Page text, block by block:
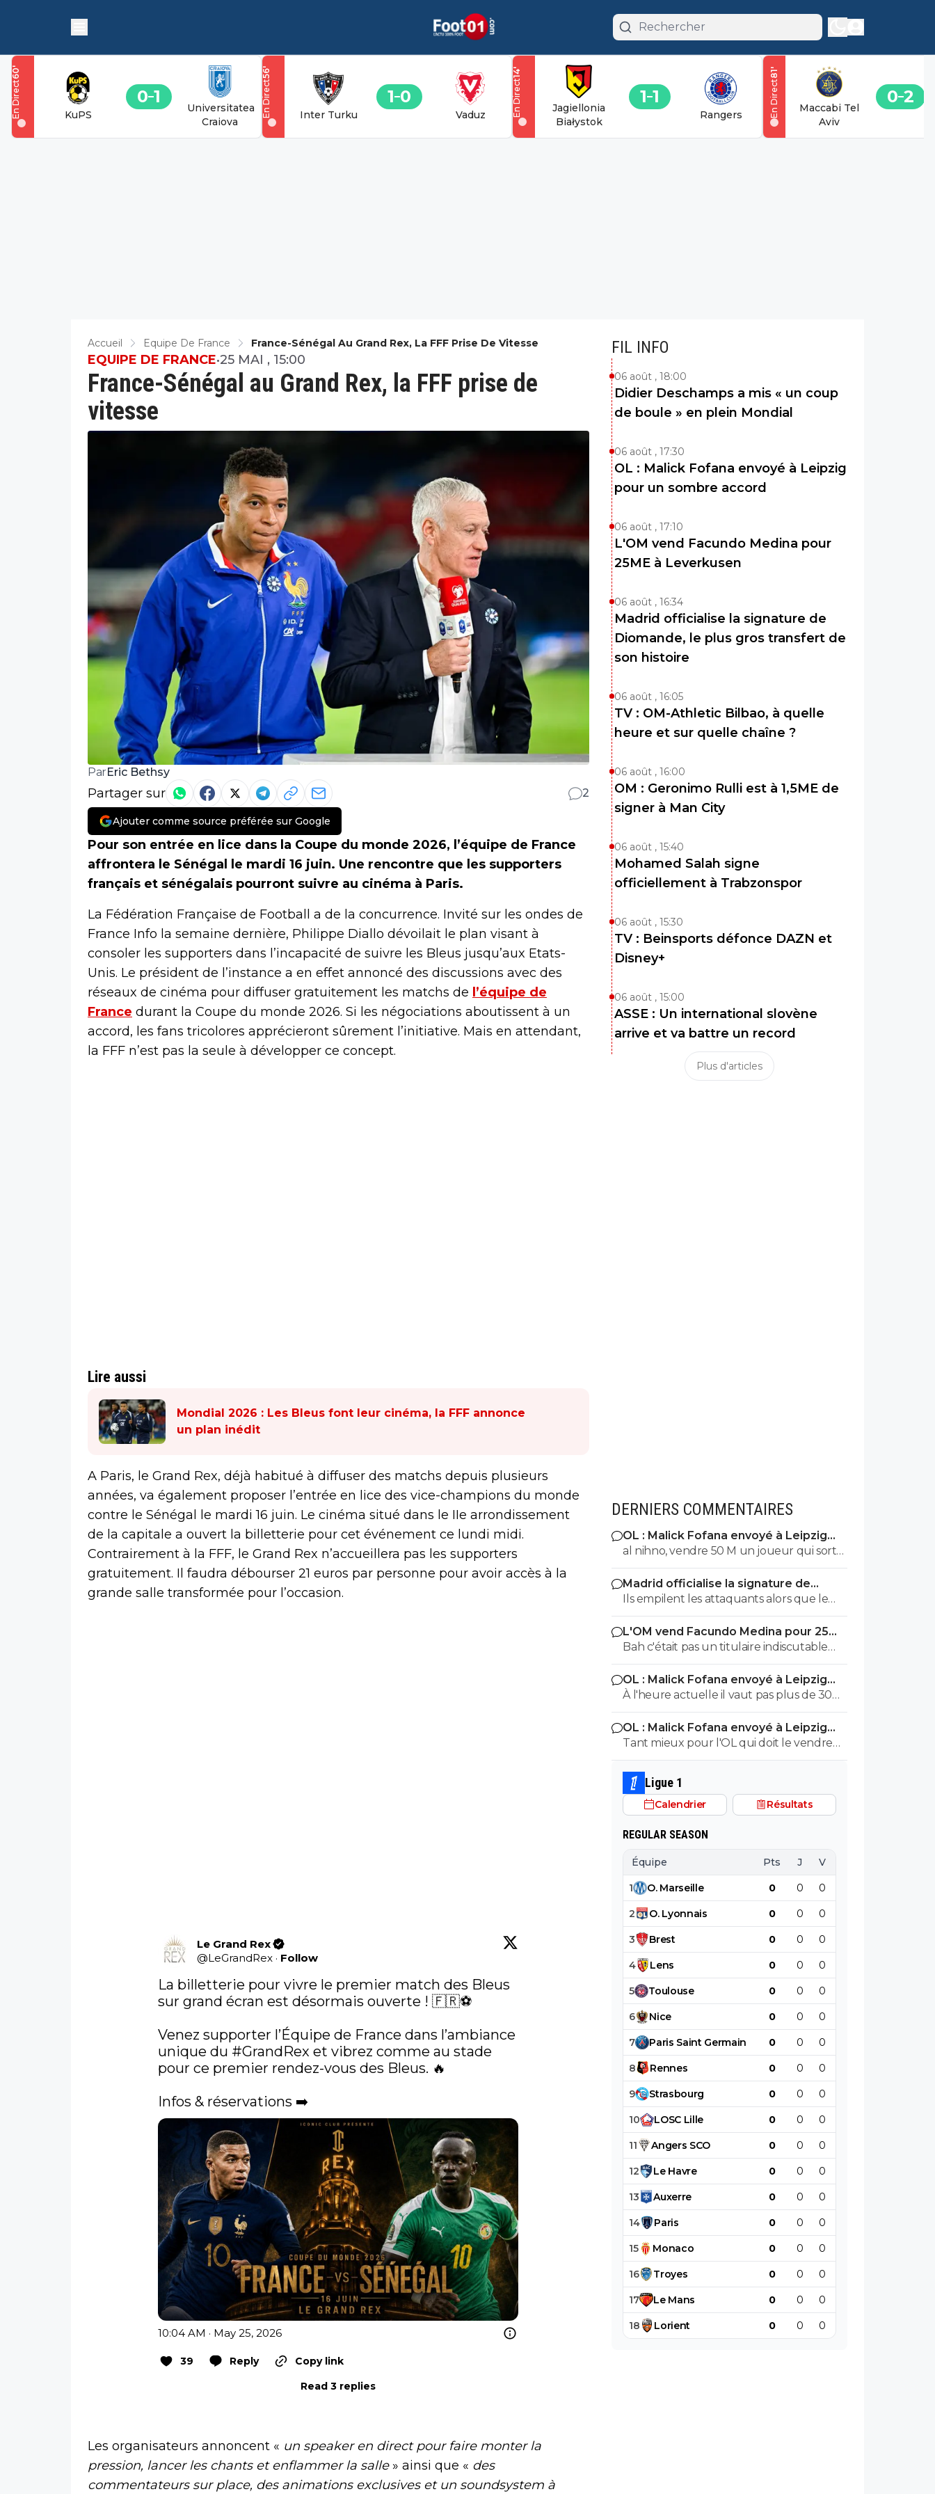
KuPS
0 1
Universitatea
Craiova
60
'
En Direct Inter Turku
1 0
Vaduz
56
'
En Direct
Jagiellonia
Białystok
1 1
Rangers
14
'
En Direct
Maccabi Tel
Aviv
0 2
81
'
En Direct
Accueil Equipe De France France-Sénégal Au Grand Rex, La FFF Prise De Vitesse
France-Sénégal au Grand Rex, la FFF prise de
vitesse
EQUIPE DE FRANCE•25 MAI , 15:00
ParEric Bethsy
Partager sur 2
Ajouter comme source préférée sur Google
Pour son entrée en lice dans la Coupe du monde 2026, l’équipe de France
affrontera le Sénégal le mardi 16 juin. Une rencontre que les supporters
français et sénégalais pourront suivre au cinéma à Paris.
La Fédération Française de Football a de la concurrence. Invité sur les ondes de
France Info la semaine dernière, Philippe Diallo dévoilait le plan visant à
consoler les supporters dans l’incapacité de suivre les Bleus jusqu’aux Etats-
Unis. Le président de l’instance a en effet annoncé des discussions avec des
réseaux de cinéma pour diffuser gratuitement les matchs de l’équipe de
France durant la Coupe du monde 2026. Si les négociations aboutissent à un
accord, les fans tricolores apprécieront sûrement l’initiative. Mais en attendant,
la FFF n’est pas la seule à développer ce concept.
Lire aussi
Mondial 2026 : Les Bleus font leur cinéma, la FFF annonce
un plan inédit
A Paris, le Grand Rex, déjà habitué à diffuser des matchs depuis plusieurs
années, va également proposer l’entrée en lice des vice-champions du monde
contre le Sénégal le mardi 16 juin. Le cinéma situé dans le IIe arrondissement
de la capitale a ouvert la billetterie pour cet événement ce lundi midi.
Contrairement à la FFF, le Grand Rex n’accueillera pas les supporters
gratuitement. Il faudra débourser 21 euros par personne pour avoir accès à la
grande salle transformée pour l’occasion.
Le Grand Rex
@LeGrandRex · Follow
La billetterie pour vivre le premier match des Bleus
sur grand écran est désormais ouverte ! 🇫🇷⚽️
Venez supporter l’Équipe de France dans l’ambiance
unique du #GrandRex et vibrez comme au stade
pour ce premier rendez-vous des Bleus. 🔥
Infos & réservations ➡️
10:04 AM · May 25, 2026
39 Reply
Copy link
Read 3 replies
Les organisateurs annoncent « un speaker en direct pour faire monter la
pression, lancer les chants et enflammer la salle» ainsi que « des
commentateurs sur place, des animations exclusives et un soundsystem à
FIL INFO
06 août , 18:00
Didier Deschamps a mis « un coup
de boule » en plein Mondial
06 août , 17:30
OL : Malick Fofana envoyé à Leipzig
pour un sombre accord
06 août , 17:10
L'OM vend Facundo Medina pour
25ME à Leverkusen
06 août , 16:34
Madrid officialise la signature de
Diomande, le plus gros transfert de
son histoire
06 août , 16:05
TV : OM-Athletic Bilbao, à quelle
heure et sur quelle chaîne ?
06 août , 16:00
OM : Geronimo Rulli est à 1,5ME de
signer à Man City
06 août , 15:40
Mohamed Salah signe
officiellement à Trabzonspor
06 août , 15:30
TV : Beinsports défonce DAZN et
Disney+
06 août , 15:00
ASSE : Un international slovène
arrive et va battre un record
Plus d'articles
DERNIERS COMMENTAIRES
OL : Malick Fofana envoyé à Leipzig
pour un sombre accord
al nihno, vendre 50 M un joueur qui sort
d'une saison blanche, tu penses vraiment
que c'est faisable? Moi je n'ai aucun
souvenir d'un cas identique en tout cas
Madrid officialise la signature de
Diomande, le plus gros transfert de
Ils empilent les attaquants alors que le
défaut majeur de cette équipe c'est le
milieu de terrain depuis le départ de
Kroos. Ils ont personne pour diriger
l'équipe au centre, à part Tchouameni et
Valverde qui se détestent ...
L'OM vend Facundo Medina pour 25ME
à Leverkusen
Bah c'était pas un titulaire indiscutable
l'an dernier... Si on garde Balerdi ou
Aguerd, et qu'on lui met un gars correct à
côté, pour moi ça peut suffire
OL : Malick Fofana envoyé à Leipzig
pour un sombre accord
À l'heure actuelle il vaut pas plus de 30
millions et encore
OL : Malick Fofana envoyé à Leipzig
pour un sombre accord
Tant mieux pour l'OL qui doit le vendre
50 millions.
Ligue 1
Calendrier Résultats
REGULAR SEASON
Équipe Pts J V
1 O. Marseille 0 0 0
2 O. Lyonnais 0 0 0
3 Brest 0 0 0
4 Lens 0 0 0
5 Toulouse 0 0 0
6 Nice 0 0 0
7 Paris Saint Germain 0 0 0
8 Rennes 0 0 0
9 Strasbourg 0 0 0
10 LOSC Lille 0 0 0
11 Angers SCO 0 0 0
12 Le Havre 0 0 0
13 Auxerre 0 0 0
14 Paris 0 0 0
15 Monaco 0 0 0
16 Troyes 0 0 0
17 Le Mans 0 0 0
18 Lorient 0 0 0